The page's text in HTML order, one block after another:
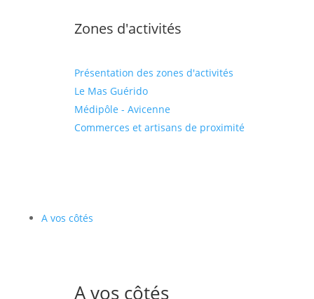
Zones d'activités
Présentation des zones d'activités
Le Mas Guérido
Médipôle - Avicenne
Commerces et artisans de proximité
A vos côtés
A vos côtés